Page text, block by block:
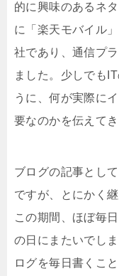
的に興味のあるネ
に「楽天モバイル
社であり、通信プ
ました。少しでも
うに、何が実際に
要なのかを伝えてき
ブログの記事とし
ですが、とにかく
この期間、ほぼ毎
の日にまたいでし
ログを毎日書くこ